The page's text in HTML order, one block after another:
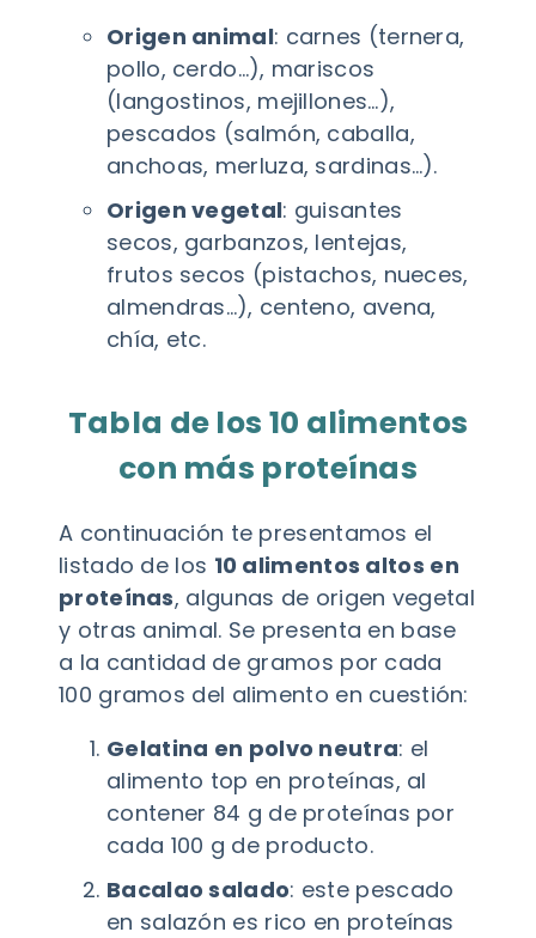
Origen animal: carnes (ternera,
pollo, cerdo…), mariscos
(langostinos, mejillones…),
pescados (salmón, caballa,
anchoas, merluza, sardinas…).
Origen vegetal: guisantes
secos, garbanzos, lentejas,
frutos secos (pistachos, nueces,
almendras…), centeno, avena,
chía, etc.
Tabla de los 10 alimentos
con más proteínas
A continuación te presentamos el
listado de los 10 alimentos altos en
proteínas, algunas de origen vegetal
y otras animal. Se presenta en base
a la cantidad de gramos por cada
100 gramos del alimento en cuestión:
Gelatina en polvo neutra: el
alimento top en proteínas, al
contener 84 g de proteínas por
cada 100 g de producto.
Bacalao salado: este pescado
en salazón es rico en proteínas